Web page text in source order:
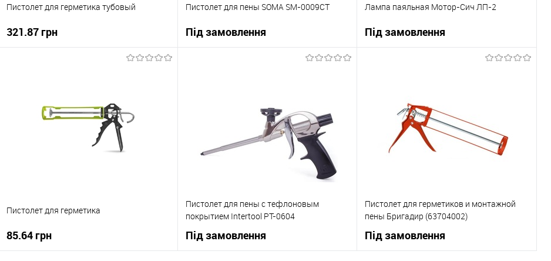
Пистолет для герметика тубовый
321.87 грн
В вибране
В наявності
Пистолет для пены SOMA SM-0009CT
Під замовлення
Під замовлення
Лампа паяльная Мотор-Сич ЛП-2
Під замовлення
В вибране
Пистолет для герметика
85.64 грн
Пистолет для пены с тефлоновым
покрытием Intertool PT-0604
Під замовлення
Пистолет для герметиков и монтажной
пены Бригадир (63704002)
Під замовлення